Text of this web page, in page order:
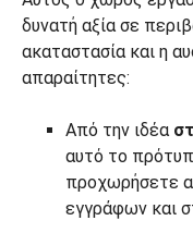
δυνατή αξία σε
ακαταστασία και η
απαραίτητες:
Από την ιδέα
αυτό το
προχωρήσετε
εγγράφων και